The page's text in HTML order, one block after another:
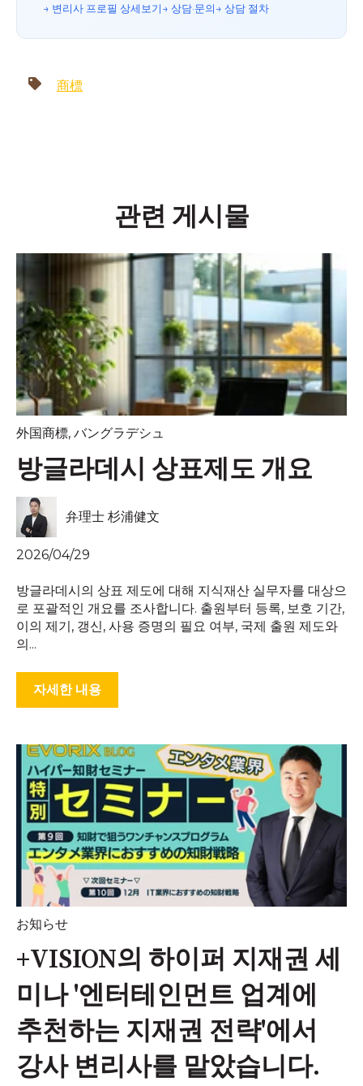
→ 변리사 프로필 상세 보기→ 상담·문의→ 상담 절차
商標
관련 게시물
外国商標, バングラデシュ
방글라데시 상표제도 개요
弁理士 杉浦健文
2026/04/29
방글라데시의 상표 제도에 대해 지식재산 실무자를 대상으
로 포괄적인 개요를 조사합니다. 출원부터 등록, 보호 기간,
이의 제기, 갱신, 사용 증명의 필요 여부, 국제 출원 제도와
의...
자세한 내용
お知らせ
+VISION의 하이퍼 지재권 세
미나 '엔터테인먼트 업계에
추천하는 지재권 전략'에서
강사 변리사를 맡았습니다.